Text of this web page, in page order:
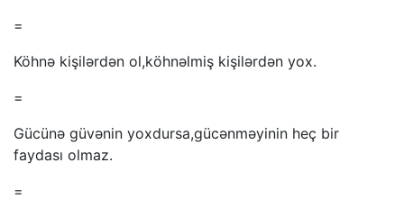
=
Köhnə kişilərdən ol,köhnəlmiş kişilərdən yox.
=
Gücünə güvənin yoxdursa,gücənməyinin heç bir
faydası olmaz.
=